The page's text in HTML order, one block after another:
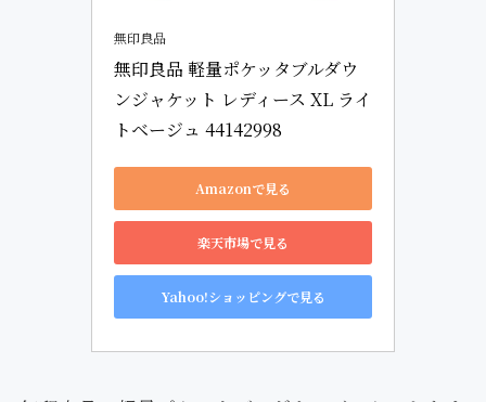
無印良品
無印良品 軽量ポケッタブルダウ
ンジャケット レディース XL ライ
トベージュ 44142998
Amazonで見る
楽天市場で見る
Yahoo!ショッピングで見る